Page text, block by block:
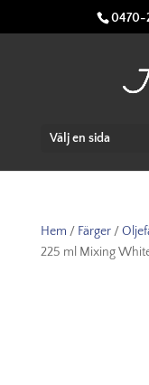
0470-
Välj en sida
Hem / Färger/
225 ml Mixing